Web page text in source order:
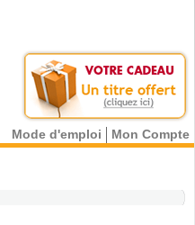
Mode d'emploi Mon Compte